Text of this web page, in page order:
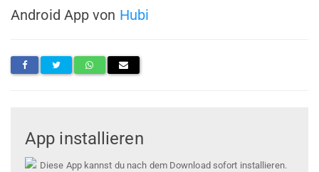
Android App von Hubi
App installieren
Diese App kannst du nach dem Download sofort installieren.